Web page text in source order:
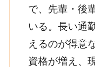
で、先輩・後
いる。長い通
えるのが得意
資格が増え、